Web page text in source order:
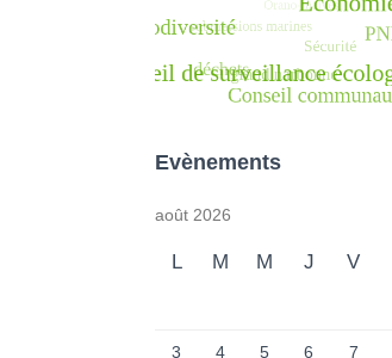
Evènements
août 2026
L M M J V
3 4 5 6 7